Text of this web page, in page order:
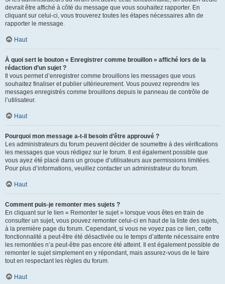
devrait être affiché à côté du message que vous souhaitez rapporter. En
cliquant sur celui-ci, vous trouverez toutes les étapes nécessaires afin de
rapporter le message.
Haut
À quoi sert le bouton « Enregistrer comme brouillon » affiché lors de la
rédaction d’un sujet ?
Il vous permet d’enregistrer comme brouillons les messages que vous
souhaitez finaliser et publier ultérieurement. Vous pouvez reprendre les
messages enregistrés comme brouillons depuis le panneau de contrôle de
l’utilisateur.
Haut
Pourquoi mon message a-t-il besoin d’être approuvé ?
Les administrateurs du forum peuvent décider de soumettre à des vérifications
les messages que vous rédigez sur le forum. Il est également possible que
vous ayez été placé dans un groupe d’utilisateurs aux permissions limitées.
Pour plus d’informations, veuillez contacter un administrateur du forum.
Haut
Comment puis-je remonter mes sujets ?
En cliquant sur le lien « Remonter le sujet » lorsque vous êtes en train de
consulter un sujet, vous pouvez remonter celui-ci en haut de la liste des sujets,
à la première page du forum. Cependant, si vous ne voyez pas ce lien, cette
fonctionnalité a peut-être été désactivée ou le temps d’attente nécessaire entre
les remontées n’a peut-être pas encore été atteint. Il est également possible de
remonter le sujet simplement en y répondant, mais assurez-vous de le faire
tout en respectant les règles du forum.
Haut